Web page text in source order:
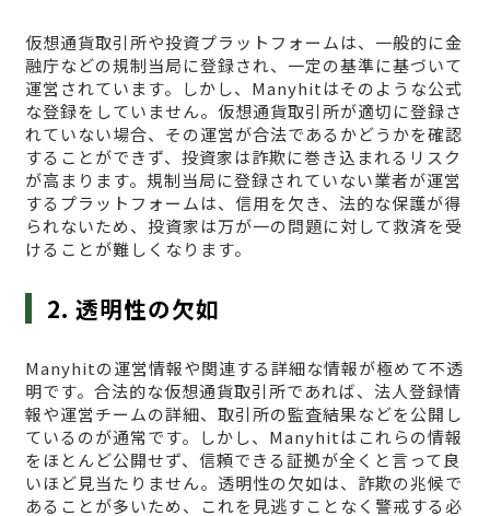
仮想通貨取引所や投資プラットフォームは、一般的に金
融庁などの規制当局に登録され、一定の基準に基づいて
運営されています。しかし、Manyhitはそのような公式
な登録をしていません。仮想通貨取引所が適切に登録さ
れていない場合、その運営が合法であるかどうかを確認
することができず、投資家は詐欺に巻き込まれるリスク
が高まります。規制当局に登録されていない業者が運営
するプラットフォームは、信用を欠き、法的な保護が得
られないため、投資家は万が一の問題に対して救済を受
けることが難しくなります。
2. 透明性の欠如
Manyhitの運営情報や関連する詳細な情報が極めて不透
明です。合法的な仮想通貨取引所であれば、法人登録情
報や運営チームの詳細、取引所の監査結果などを公開し
ているのが通常です。しかし、Manyhitはこれらの情報
をほとんど公開せず、信頼できる証拠が全くと言って良
いほど見当たりません。透明性の欠如は、詐欺の兆候で
あることが多いため、これを見逃すことなく警戒する必